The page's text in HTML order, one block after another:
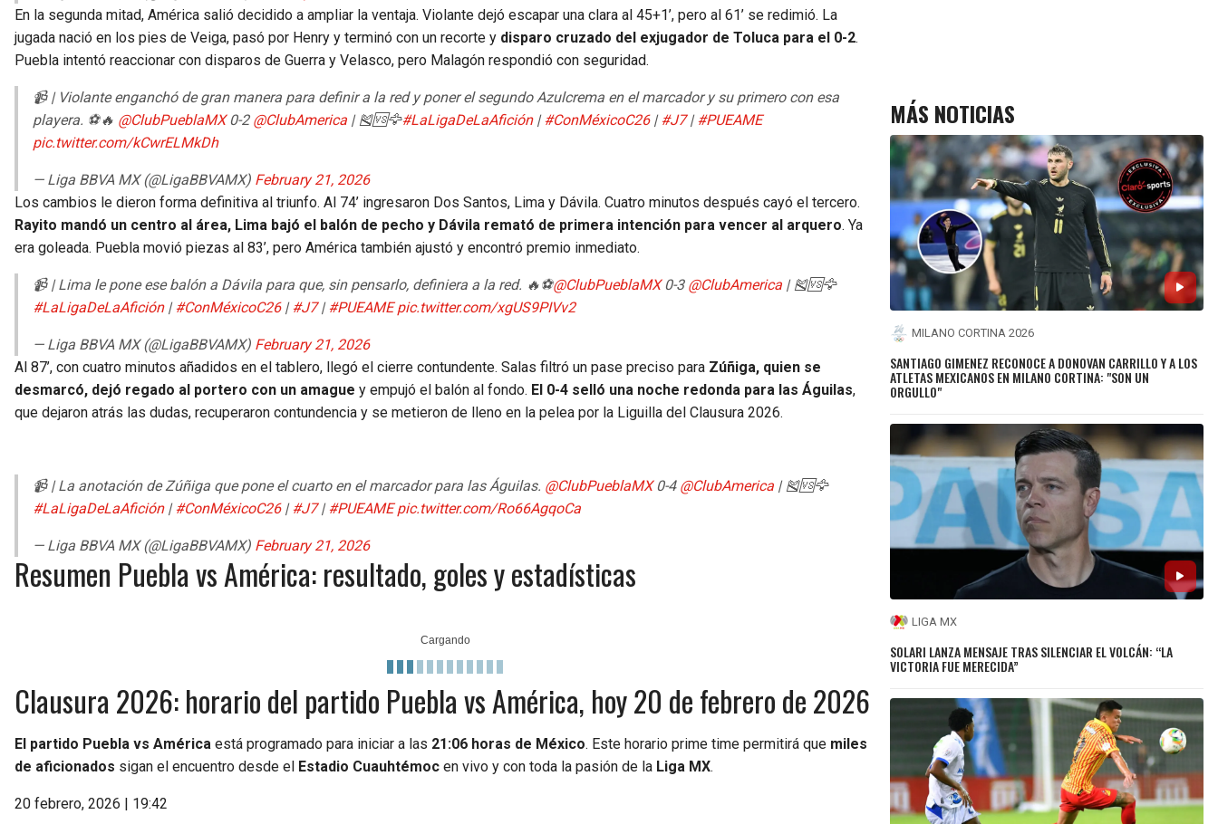
En la segunda mitad, América salió decidido a ampliar la ventaja. Violante dejó escapar una clara al 45+1’, pero al 61’ se redimió. La
jugada nació en los pies de Veiga, pasó por Henry y terminó con un recorte y disparo cruzado del exjugador de Toluca para el 0-2.
Puebla intentó reaccionar con disparos de Guerra y Velasco, pero Malagón respondió con seguridad.
📹 | Violante enganchó de gran manera para definir a la red y poner el segundo Azulcrema en el marcador y su primero con esa
playera. ⚽️🔥 @ClubPueblaMX0-2 @ClubAmerica | 🎽🆚🦅#LaLigaDeLaAfición|#ConMéxicoC26|#J7|#PUEAME
pic.twitter.com/kCwrELMkDh
— Liga BBVA MX (@LigaBBVAMX) February 21, 2026
Los cambios le dieron forma definitiva al triunfo. Al 74’ ingresaron Dos Santos, Lima y Dávila. Cuatro minutos después cayó el tercero.
Rayito mandó un centro al área, Lima bajó el balón de pecho y Dávila remató de primera intención para vencer al arquero. Ya
era goleada. Puebla movió piezas al 83’, pero América también ajustó y encontró premio inmediato.
📹 | Lima le pone ese balón a Dávila para que, sin pensarlo, definiera a la red. 🔥⚽️@ClubPueblaMX0-3 @ClubAmerica | 🎽🆚🦅
#LaLigaDeLaAfición|#ConMéxicoC26|#J7|#PUEAME pic.twitter.com/xgUS9PIVv2
— Liga BBVA MX (@LigaBBVAMX) February 21, 2026
Al 87’, con cuatro minutos añadidos en el tablero, llegó el cierre contundente. Salas filtró un pase preciso para Zúñiga, quien se
desmarcó, dejó regado al portero con un amague y empujó el balón al fondo. El 0-4 selló una noche redonda para las Águilas,
que dejaron atrás las dudas, recuperaron contundencia y se metieron de lleno en la pelea por la Liguilla del Clausura 2026.
📹 | La anotación de Zúñiga que pone el cuarto en el marcador para las Águilas. @ClubPueblaMX0-4 @ClubAmerica | 🎽🆚🦅
#LaLigaDeLaAfición|#ConMéxicoC26|#J7|#PUEAME pic.twitter.com/Ro66AgqoCa
— Liga BBVA MX (@LigaBBVAMX) February 21, 2026
Resumen Puebla vs América: resultado, goles y estadísticas
Clausura 2026: horario del partido Puebla vs América, hoy 20 de febrero de 2026
El partido Puebla vs América está programado para iniciar a las 21:06 horas de México. Este horario prime time permitirá que miles
de aficionados sigan el encuentro desde el Estadio Cuauhtémoc en vivo y con toda la pasión de la Liga MX.
20 febrero, 2026 | 19:42
MÁS NOTICIAS
MILANO CORTINA 2026
SANTIAGO GIMENEZ RECONOCE A DONOVAN CARRILLO Y A LOS
ATLETAS MEXICANOS EN MILANO CORTINA: "SON UN
ORGULLO"
LIGA MX
SOLARI LANZA MENSAJE TRAS SILENCIAR EL VOLCÁN: “LA
VICTORIA FUE MERECIDA”